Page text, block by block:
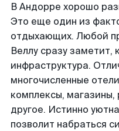
В Андорре хорошо
Это еще один из
отдыхающих. Любой
Веллу сразу заметит,
инфраструктура.
многочисленные
комплексы, магазины,
другое. Истинно
позволит набраться